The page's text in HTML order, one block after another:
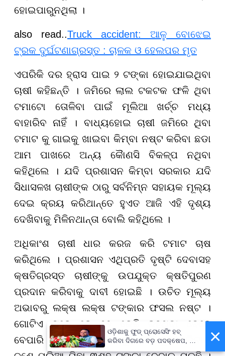
ହୋଇପାରୁନଥିଲା ।
also read..Truck accident: ଆଳୁ ବୋଝେଇ
ଟ୍ରକ ଦୁର୍ଘଟଣାଗ୍ରସ୍ତ : ଚାଳକ ଓ ହେଲପର ମୃତ
ଏପରିକି ଦର ହ୍ରାସ ପାଇ ୨ ଟଙ୍କା ହୋଇଯାଇଥିବା
ଚାଷୀ କହିଛନ୍ତି । ଜମିରେ ଲାଲ ଟକଟକ ଫଳି ଥିବା
ଟମାଟୋ ତୋଳିବା ପାଇଁ ମୂଲିଆ ଖର୍ଚ୍ଚ ମଧ୍ୟ
ବାହାରିବ ନାହିଁ । ବାଧ୍ୟହୋଇ ଚାଷୀ ଜମିରେ ଥିବା
ଟମାଟ କୁ ଗାଇକୁ ଖାଇବା କିମ୍ବା ନଷ୍ଟ କରିବା ଛଡା
ଆମ ପାଖରେ ଅନ୍ୟ କୈାଣସି ବିକଳ୍ପ ନଥିବା
କହିଥିଲେ । ଯଦି ପ୍ରଶାସନ କିମ୍ବା ସରକାର ଯଦି
ସିଧାସଳଖ ଚାଷୀଙ୍କ ଠାରୁ ସର୍ବନିମ୍ନ ସହାୟକ ମୂଲ୍ୟ
ଦେଇ କ୍ରୟ କରିଥାନ୍ତେ ହୁଏତ ଆଜି ଏହି ଦୃଶ୍ୟ
ଦେଖିବାକୁ ମିଳିନଥାନ୍ତା ବୋଲି କହିଥିଲେ ।
ଅଧିକାଂଶ ଚାଷୀ ଧାର କରଜ କରି ଟମାଟ ଚାଷ
କରିଥିଲେ । ପ୍ରଶାସନ ଏଥିପ୍ରତି ଦୃଷ୍ଟି ଦେବାସହ
କ୍ଷତିଗ୍ରସ୍ତ ଚାଷୀଙ୍କୁ ଉପଯୁକ୍ତ କ୍ଷତିପୁରଣ
ପ୍ରଦାନ କରିବାକୁ ଦାବୀ ହୋଇଛି । ଉଚିତ ମୂଲ୍ୟ
ଅଭାବରୁ ଲକ୍ଷ ଲକ୍ଷ ଟଙ୍କାର ଫସଲ ନଷ୍ଟ ।
ଗୋଟିଏ ଟ୍ରେ ରେ ୨୭ କେଜି ରହୁଥିବା ବେଳେ
ବେପାରି ୬୦ ଟଙ୍କାରେ ମାଗୁଛି । କିନ୍ତୁ ତୋଲିବାକୁ ×
ଓଡ଼ିଶାକୁ ଫୁଡ୍ ପ୍ରୋସେସିଂ ହବ୍
କରିବା ଦିଗରେ ବଡ଼ ପଦକ୍ଷେପ, ୪୨